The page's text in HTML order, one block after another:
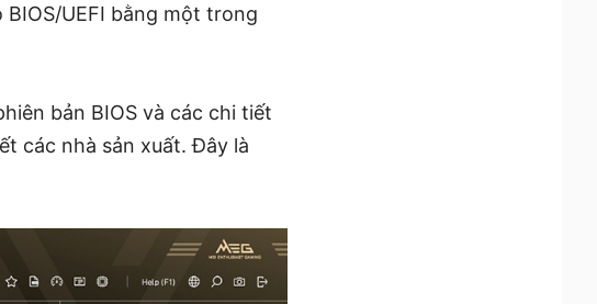
UEFI bằng một trong
bản BIOS và các chi tiết
các nhà sản xuất. Đây là